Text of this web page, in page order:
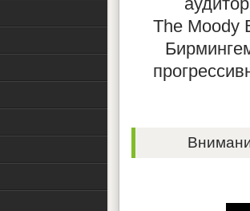
The Moody